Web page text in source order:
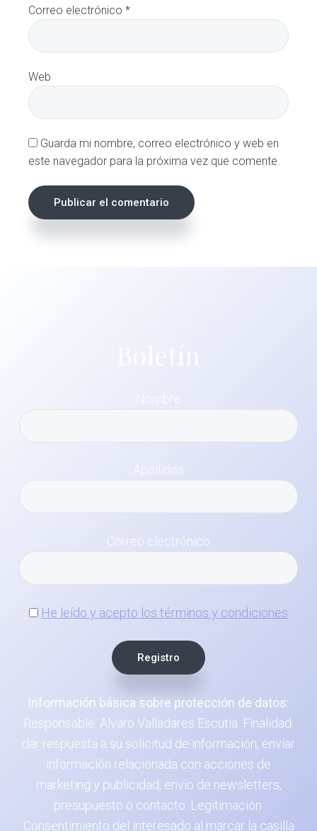
Correo electrónico*
Web
Guarda mi nombre, correo electrónico y web en
este navegador para la próxima vez que comente.
Apellidos
Correo electrónico
He leído y acepto los términos y condiciones
Información básica sobre protección de datos:
Responsable: Alvaro Valladares Escutia. Finalidad:
dar respuesta a su solicitud de información, enviar
información relacionada con acciones de
marketing y publicidad, envío de newsletters,
presupuesto o contacto. Legitimación:
Consentimiento del interesado al marcar la casilla